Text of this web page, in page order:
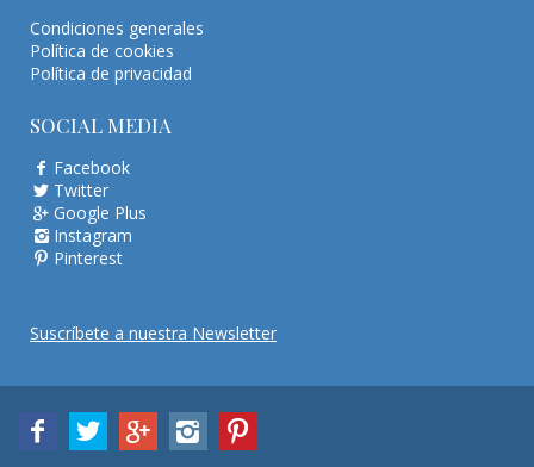
Condiciones generales
Política de cookies
Política de privacidad
SOCIAL MEDIA
Facebook
Twitter
Google Plus
Instagram
Pinterest
Suscríbete a nuestra Newsletter